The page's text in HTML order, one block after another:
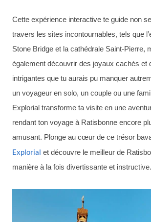
Cette expérience interactive te guide non
travers les sites incontournables, tels que
Stone Bridge et la cathédrale Saint-Pierre,
également découvrir des joyaux cachés et
intrigantes que tu aurais pu manquer
un voyageur en solo, un couple ou une
Explorial transforme ta visite en une
rendant ton voyage à Ratisbonne encore
amusant. Plonge au cœur de ce trésor
Explorial et découvre le meilleur de
manière à la fois divertissante et instructive.